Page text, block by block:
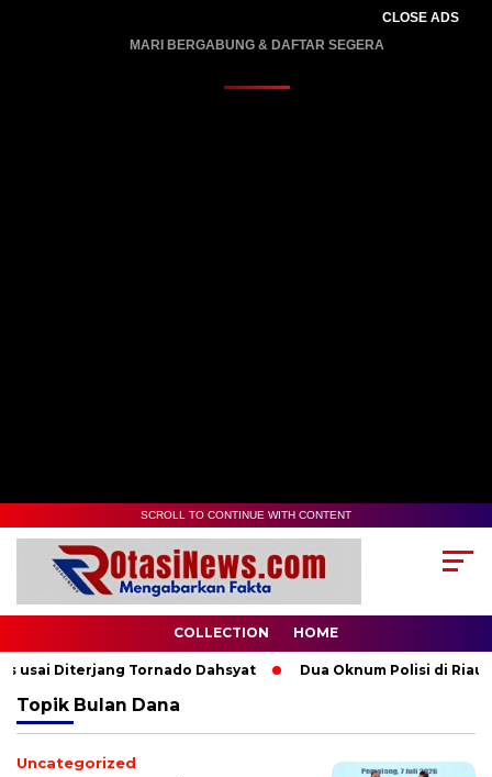
CLOSE ADS
MARI BERGABUNG & DAFTAR SEGERA
SCROLL TO CONTINUE WITH CONTENT
COLLECTION HOME
usai Diterjang Tornado Dahsyat Dua Oknum Polisi di Riau
Topik Bulan Dana
Uncategorized